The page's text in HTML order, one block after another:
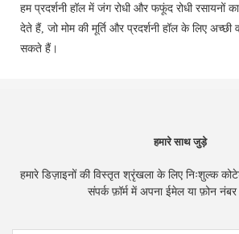
हम प्रदर्शनी हॉल में जंग रोधी और फफूंद रोधी रसायनों
देते हैं, जो मोम की मूर्ति और प्रदर्शनी हॉल के लिए अच्छी
सकते हैं।
हमारे साथ जुड़े
हमारे डिज़ाइनों की विस्तृत श्रृंखला के लिए निःशुल्क
संपर्क फ़ॉर्म में अपना ईमेल या फ़ोन